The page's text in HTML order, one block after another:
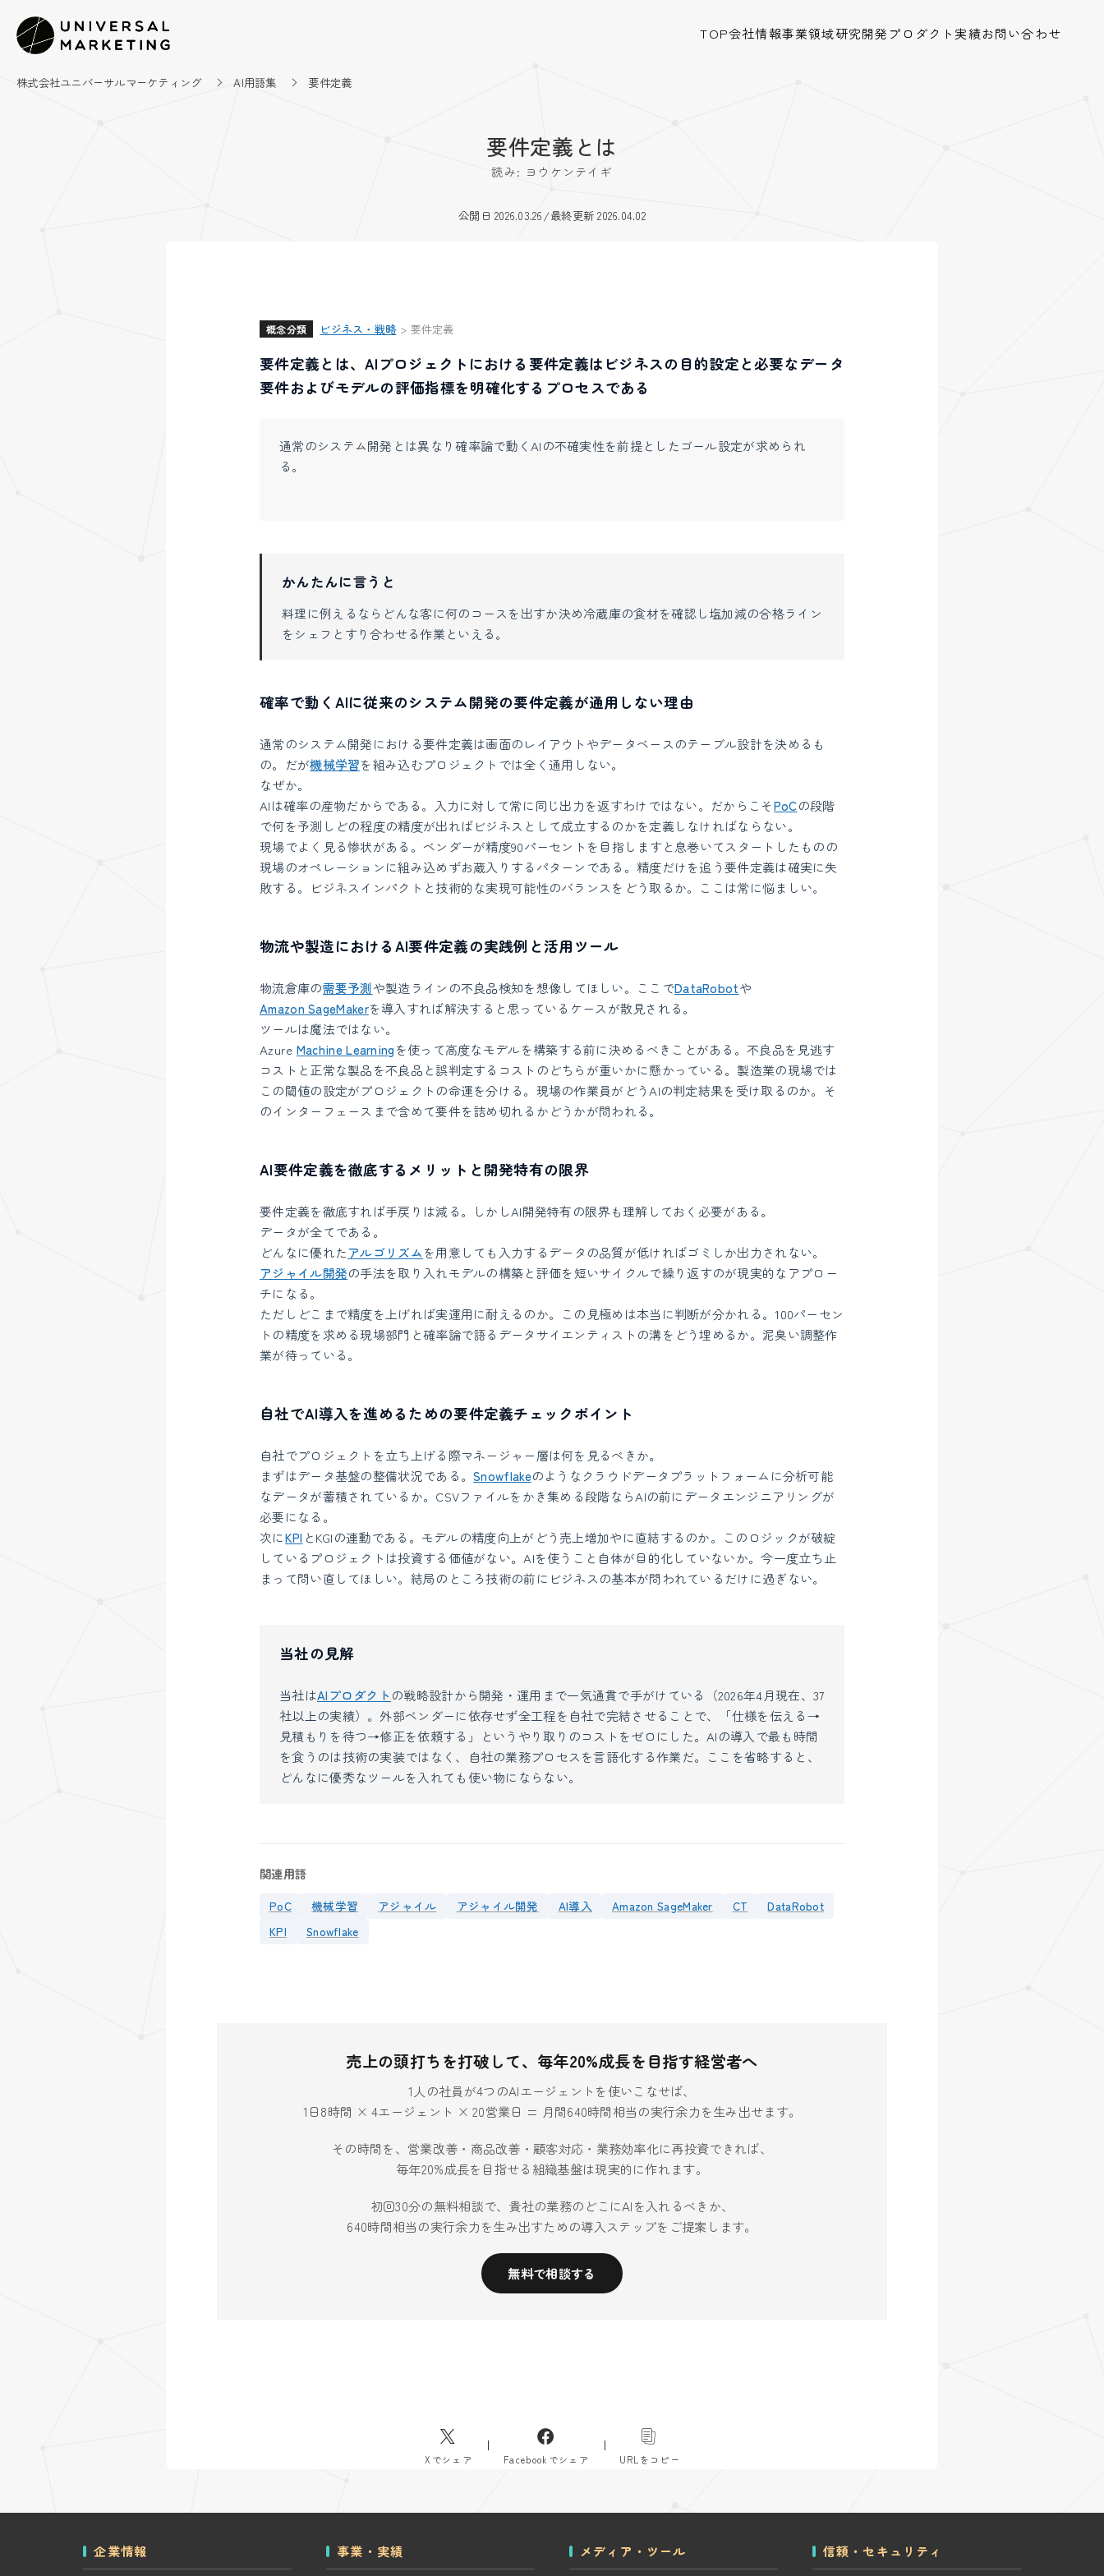
TOP会社情報事業領域研究開発 プロダクト 実績お問い合わせ
株式会社ユニバーサルマーケティング AI用語集 要件定義
要件定義とは
読み: ヨウケンテイギ
公開日 2026.03.26/最終更新 2026.04.02
概念分類 ビジネス・戦略> 要件定義
要件定義とは、AIプロジェクトにおける要件定義はビジネスの目的設定と必要なデータ
要件およびモデルの評価指標を明確化するプロセスである
通常のシステム開発とは異なり確率論で動くAIの不確実性を前提としたゴール設定が求められ
る。
かんたんに言うと
料理に例えるならどんな客に何のコースを出すか決め冷蔵庫の食材を確認し塩加減の合格ライン
をシェフとすり合わせる作業といえる。
確率で動くAIに従来のシステム開発の要件定義が通用しない理由
通常のシステム開発における要件定義は画面のレイアウトやデータベースのテーブル設計を決めるも
の。だが機械学習を組み込むプロジェクトでは全く通用しない。
なぜか。
AIは確率の産物だからである。入力に対して常に同じ出力を返すわけではない。だからこそPoCの段階
で何を予測しどの程度の精度が出ればビジネスとして成立するのかを定義しなければならない。
現場でよく見る惨状がある。ベンダーが精度90パーセントを目指しますと息巻いてスタートしたものの
現場のオペレーションに組み込めずお蔵入りするパターンである。精度だけを追う要件定義は確実に失
敗する。ビジネスインパクトと技術的な実現可能性のバランスをどう取るか。ここは常に悩ましい。
物流や製造におけるAI要件定義の実践例と活用ツール
物流倉庫の需要予測や製造ラインの不良品検知を想像してほしい。ここでDataRobotや
Amazon SageMakerを導入すれば解決すると思っているケースが散見される。
ツールは魔法ではない。
Azure Machine Learningを使って高度なモデルを構築する前に決めるべきことがある。不良品を見逃す
コストと正常な製品を不良品と誤判定するコストのどちらが重いかに懸かっている。製造業の現場では
この閾値の設定がプロジェクトの命運を分ける。現場の作業員がどうAIの判定結果を受け取るのか。そ
のインターフェースまで含めて要件を詰め切れるかどうかが問われる。
AI要件定義を徹底するメリットと開発特有の限界
要件定義を徹底すれば手戻りは減る。しかしAI開発特有の限界も理解しておく必要がある。
データが全てである。
どんなに優れたアルゴリズムを用意しても入力するデータの品質が低ければゴミしか出力されない。
アジャイル開発の手法を取り入れモデルの構築と評価を短いサイクルで繰り返すのが現実的なアプロー
チになる。
ただしどこまで精度を上げれば実運用に耐えるのか。この見極めは本当に判断が分かれる。100パーセン
トの精度を求める現場部門と確率論で語るデータサイエンティストの溝をどう埋めるか。泥臭い調整作
業が待っている。
自社でAI導入を進めるための要件定義チェックポイント
自社でプロジェクトを立ち上げる際マネージャー層は何を見るべきか。
まずはデータ基盤の整備状況である。Snowflakeのようなクラウドデータプラットフォームに分析可能
なデータが蓄積されているか。CSVファイルをかき集める段階ならAIの前にデータエンジニアリングが
必要になる。
次にKPI とKGIの連動である。モデルの精度向上がどう売上増加やに直結するのか。このロジックが破綻
しているプロジェクトは投資する価値がない。AIを使うこと自体が目的化していないか。今一度立ち止
まって問い直してほしい。結局のところ技術の前にビジネスの基本が問われているだけに過ぎない。
当社の見解
当社はAIプロダクト の戦略設計から開発・運用まで一気通貫で手がけている（2026年4月現在、37
社以上の実績）。外部ベンダーに依存せず全工程を自社で完結させることで、「仕様を伝える→
見積もりを待つ→修正を依頼する」というやり取りのコストをゼロにした。AIの導入で最も時間
を食うのは技術の実装ではなく、自社の業務プロセスを言語化する作業だ。ここを省略すると、
どんなに優秀なツールを入れても使い物にならない。
関連用語
PoC 機械学習 アジャイル アジャイル開発 AI導入 Amazon SageMaker CT
DataRobot
KPI
Snowflake
売上の頭打ちを打破して、毎年20%成長を目指す経営者へ
1人の社員が4つのAIエージェントを使いこなせば、
1日8時間 × 4エージェント × 20営業日 = 月間640時間相当の実行余力を生み出せます。
その時間を、営業改善・商品改善・顧客対応・業務効率化に再投資できれば、
毎年20%成長を目指せる組織基盤は現実的に作れます。
初回30分の無料相談で、貴社の業務のどこにAIを入れるべきか、
640時間相当の実行余力を生み出すための導入ステップをご提案します。
無料で相談する
Xでシェア Facebookでシェア URLをコピー
企業情報 事業・実績 メディア・ツール 信頼・セキュリティ